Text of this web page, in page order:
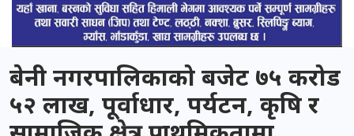
बेनी नगरपालिकाको बजेट ७५ करोड
५२ लाख, पूर्वाधार, पर्यटन, कृषि र